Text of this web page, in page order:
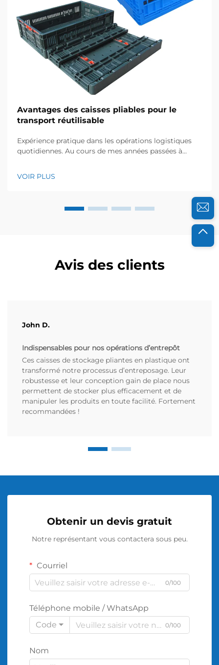
Avantages des caisses pliables pour le
transport réutilisable
Expérience pratique dans les opérations logistiques
quotidiennes. Au cours de mes années passées à
comment les caisses plastiques pliables transforment
VOIR PLUS
Avis des clients
John D.
Indispensables pour nos opérations d’entrepôt
Ces caisses de stockage pliantes en plastique ont
transformé notre processus d’entreposage. Leur
robustesse et leur conception gain de place nous
permettent de stocker plus efficacement et de
manipuler les produits en toute facilité. Fortement
recommandées !
Obtenir un devis gratuit
Notre représentant vous contactera sous peu.
Courriel
0/100
Téléphone mobile / WhatsApp
Code
0/100
Nom